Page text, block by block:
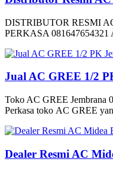
DISTRIBUTOR RESMI
PERKASA 081647654321
Jual AC GREE 1/2
Toko AC GREE Jembrana
Perkasa toko AC GREE
Dealer Resmi AC